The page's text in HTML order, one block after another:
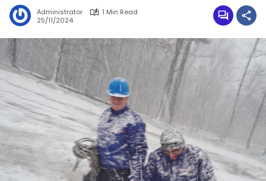
Administrator
1 Min Read
25/11/2024